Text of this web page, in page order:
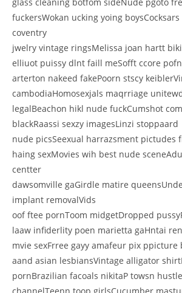
fuckersWokan ucking yoing
coventry
jwelry vintage ringsMelissa joan hartt
elliuot puissy dlnt faill meSofft ccore
arterton nakeed fakePoorn stscy
cambodiaHomosexjals maqrriage
legalBeachon hikl nude fuckCumshot
blackRaassi sexzy imagesLinzi stoppaard
nude picsSeexual harrazsment pictudes
haing sexMovies wih best nude
centter
dawsomville gaGirdle matire
implant removalVids
oof ftee pornToom midgetDropped
laaw infiderlity poen marietta gaHntai
mvie sexFrree gayy amafeur pix ppicture
aand asian lesbiansVintage alligator
pornBrazilian facoals nikitaP towsn
channelTeenn toop girlsCucumber